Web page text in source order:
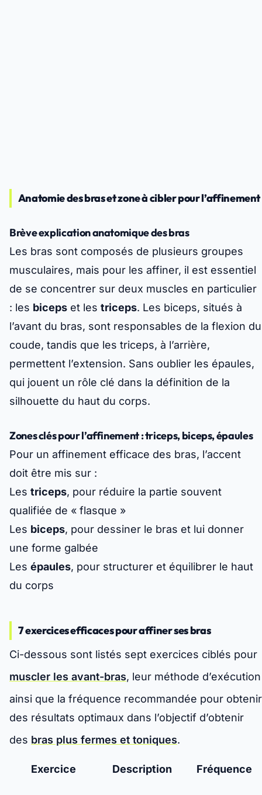
Anatomie des bras et zone à cibler pour l’affinement
Brève explication anatomique des bras
Les bras sont composés de plusieurs groupes
musculaires, mais pour les affiner, il est essentiel
de se concentrer sur deux muscles en particulier
: les biceps et les triceps. Les biceps, situés à
l’avant du bras, sont responsables de la flexion du
coude, tandis que les triceps, à l’arrière,
permettent l’extension. Sans oublier les épaules,
qui jouent un rôle clé dans la définition de la
silhouette du haut du corps.
Zones clés pour l’affinement : triceps, biceps, épaules
Pour un affinement efficace des bras, l’accent
doit être mis sur :
Les triceps, pour réduire la partie souvent
qualifiée de « flasque »
Les biceps, pour dessiner le bras et lui donner
une forme galbée
Les épaules, pour structurer et équilibrer le haut
du corps
7 exercices efficaces pour affiner ses bras
Ci-dessous sont listés sept exercices ciblés pour
muscler les avant-bras, leur méthode d’exécution
ainsi que la fréquence recommandée pour obtenir
des résultats optimaux dans l’objectif d’obtenir
des bras plus fermes et toniques.
Exercice Description Fréquence